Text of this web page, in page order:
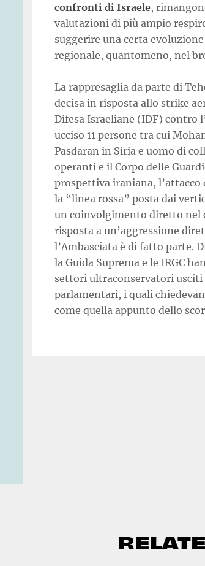
confronti di Israele,
valutazioni di più ampio
suggerire una certa
regionale, quantomeno, nel
La rappresaglia da parte di
decisa in risposta allo strike
Difesa Israeliane (IDF) contro
ucciso 11 persone tra cui
Pasdaran in Siria e uomo di
operanti e il Corpo delle
prospettiva iraniana,
la “linea rossa” posta dai
un coinvolgimento diretto nel
risposta a un’aggressione
l’Ambasciata è di fatto parte.
la Guida Suprema e le IRGC
settori ultraconservatori
parlamentari, i quali
come quella appunto dello